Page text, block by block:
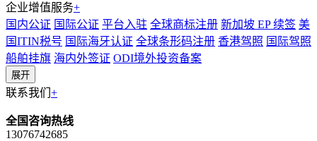
企业增值服务+
国内公证 国际公证 平台入驻 全球商标注册 新加坡 EP 续签 美
国ITIN税号 国际海牙认证 全球条形码注册 香港驾照 国际驾照
船舶挂旗 海内外签证 ODI境外投资备案
展开
联系我们 +
全国咨询热线
13076742685